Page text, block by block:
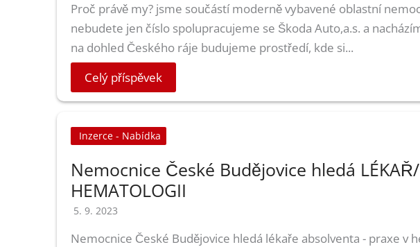
Proč právě my? jsme součástí moderně vybavené oblastní
nebudete jen číslo spolupracujeme se Škoda Auto,a.s. a
na dohled Českého ráje budujeme prostředí, kde si...
Celý příspěvek
Inzerce - Nabídka
Nemocnice České Budějovice hledá LÉKAŘ/
HEMATOLOGII
5. 9. 2023
Nemocnice České Budějovice hledá lékaře absolventa - praxe v